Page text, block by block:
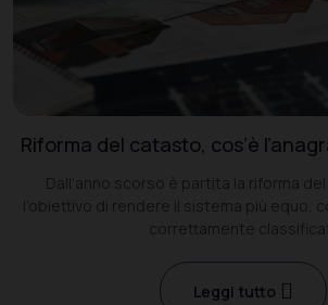
Riforma del catasto, cos’è
Dall’anno scorso è partita la riforma
l’obiettivo di rendere il sistema più equo,
correttamente
Leggi tutto